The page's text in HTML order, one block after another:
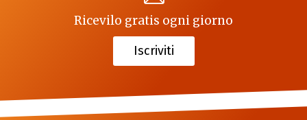
Ricevilo gratis ogni giorno
Iscriviti